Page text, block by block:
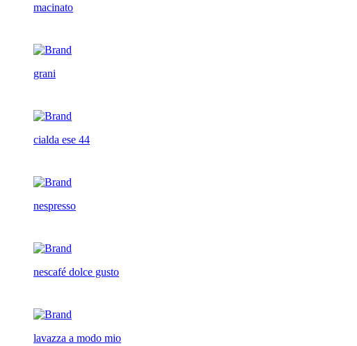
macinato
grani
cialda ese 44
nespresso
nescafé dolce gusto
lavazza a modo mio